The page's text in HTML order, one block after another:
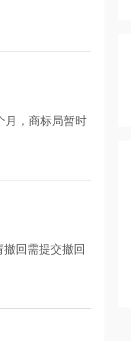
月，商标局暂时
回需提交撤回